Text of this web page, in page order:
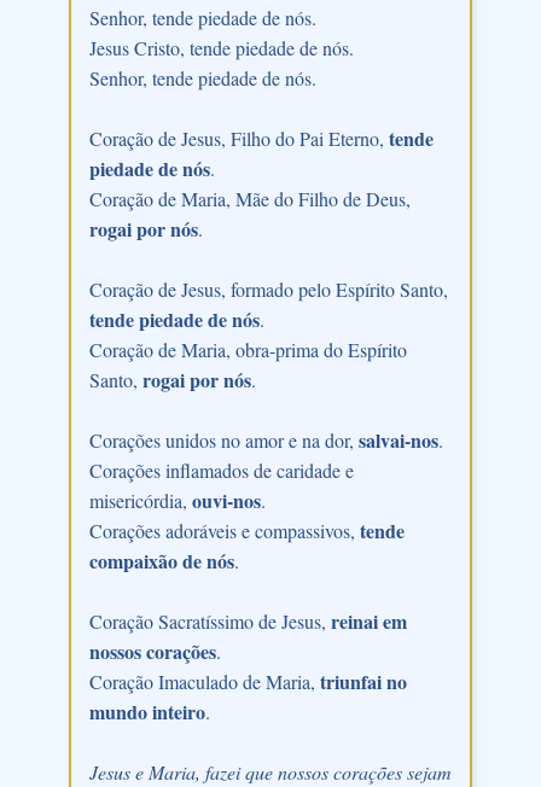
Senhor, tende piedade de nós.
Jesus Cristo, tende piedade de nós.
Senhor, tende piedade de nós.
Coração de Jesus, Filho do Pai Eterno, tende
piedade de nós.
Coração de Maria, Mãe do Filho de Deus,
rogai por nós.
Coração de Jesus, formado pelo Espírito Santo,
tende piedade de nós.
Coração de Maria, obra-prima do Espírito
Santo, rogai por nós.
Corações unidos no amor e na dor, salvai-nos.
Corações inflamados de caridade e
misericórdia, ouvi-nos.
Corações adoráveis e compassivos, tende
compaixão de nós.
Coração Sacratíssimo de Jesus, reinai em
nossos corações.
Coração Imaculado de Maria, triunfai no
mundo inteiro.
Jesus e Maria, fazei que nossos corações sejam